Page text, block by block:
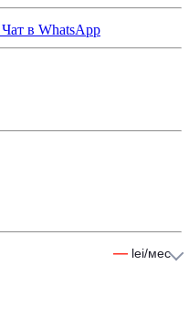
Чат в WhatsApp
— lei/мес